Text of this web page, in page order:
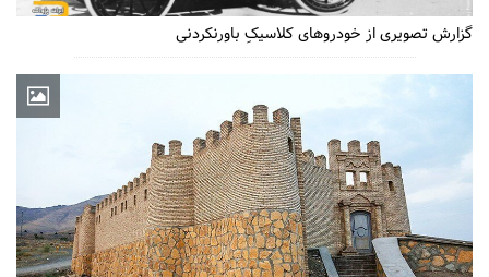
گزارش تصویری از خودروهای کلاسیکِ باورنکردنی